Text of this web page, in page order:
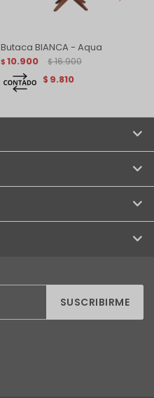
Butaca BIANCA - Aqua
$ 10.900 $ 16.900
$ 9.810
SUSCRIBIRME